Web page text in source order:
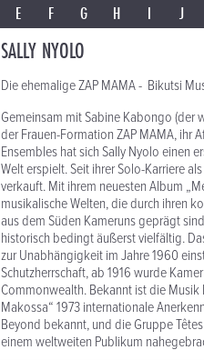
E F G H I J
SALLY NYOLO
Die ehemalige ZAP MAMA - Bikutsi
Gemeinsam mit Sabine Kabongo (der
der Frauen-Formation ZAP MAMA, ihr
Ensembles hat sich Sally Nyolo einen
Welt erspielt. Seit ihrer Solo-Karriere
verkauft. Mit ihrem neuesten Album
musikalische Welten, die durch ihren
aus dem Süden Kameruns geprägt
historisch bedingt äußerst vielfältig.
zur Unabhängigkeit im Jahre 1960
Schutzherrschaft, ab 1916 wurde
Commonwealth. Bekannt ist die Musik
Makossa“ 1973 internationale
Beyond bekannt, und die Gruppe
einem weltweiten Publikum